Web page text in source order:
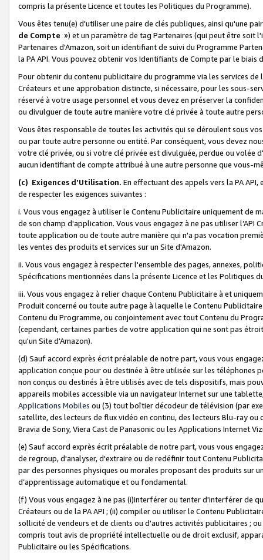
compris la présente Licence et toutes les Politiques du Programme).
Vous êtes tenu(e) d'utiliser une paire de clés publiques, ainsi qu'une
de Compte ») et un paramètre de tag Partenaires (qui peut être soit
Partenaires d'Amazon, soit un identifiant de suivi du Programme
la PA API. Vous pouvez obtenir vos Identifiants de Compte par le biais
Pour obtenir du contenu publicitaire du programme via les services
Créateurs et une approbation distincte, si nécessaire, pour les sous-
réservé à votre usage personnel et vous devez en préserver la
ou divulguer de toute autre manière votre clé privée à toute autre
Vous êtes responsable de toutes les activités qui se déroulent sous
ou par toute autre personne ou entité. Par conséquent, vous devez
votre clé privée, ou si votre clé privée est divulguée, perdue ou volée
aucun identifiant de compte attribué à une autre personne que vous-
(c) Exigences d'Utilisation. En effectuant des appels vers la PA
de respecter les exigences suivantes :
i. Vous vous engagez à utiliser le Contenu Publicitaire uniquement de
de son champ d'application. Vous vous engagez à ne pas utiliser l’API
toute application ou de toute autre manière qui n'a pas vocation
les ventes des produits et services sur un Site d'Amazon.
ii. Vous vous engagez à respecter l'ensemble des pages, annexes,
Spécifications mentionnées dans la présente Licence et les Politiques
iii. Vous vous engagez à relier chaque Contenu Publicitaire à et
Produit concerné ou toute autre page à laquelle le Contenu
Contenu du Programme, ou conjointement avec tout Contenu du
(cependant, certaines parties de votre application qui ne sont pas
qu'un Site d'Amazon).
(d) Sauf accord exprès écrit préalable de notre part, vous vous
application conçue pour ou destinée à être utilisée sur les téléphones
non conçus ou destinés à être utilisés avec de tels dispositifs, mais
appareils mobiles accessible via un navigateur Internet sur une
Applications Mobiles ou (3) tout boîtier décodeur de télévision (par
satellite, des lecteurs de flux vidéo en continu, des lecteurs Blu-ray
Bravia de Sony, Viera Cast de Panasonic ou les Applications Internet
(e) Sauf accord exprès écrit préalable de notre part, vous vous
de regroup, d'analyser, d'extraire ou de redéfinir tout Contenu
par des personnes physiques ou morales proposant des produits sur
d’apprentissage automatique et ou fondamental.
(f) Vous vous engagez à ne pas (i)interférer ou tenter d'interférer de
Créateurs ou de la PA API ; (ii) compiler ou utiliser le Contenu
sollicité de vendeurs et de clients ou d'autres activités publicitaires ;
compris tout avis de propriété intellectuelle ou de droit exclusif,
Publicitaire ou les Spécifications.